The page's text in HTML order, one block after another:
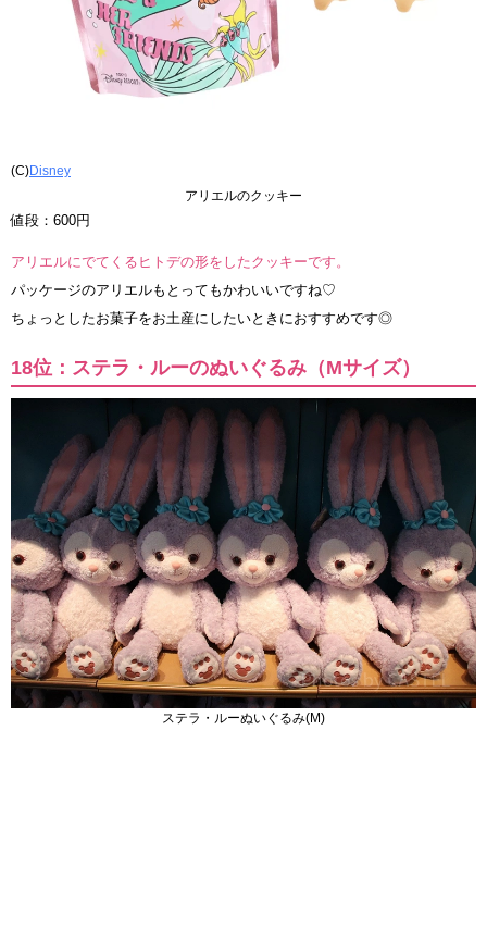
(C)Disney
アリエルのクッキー
値段：600円
アリエルにでてくるヒトデの形をしたクッキーです。
パッケージのアリエルもとってもかわいいですね♡
ちょっとしたお菓子をお土産にしたいときにおすすめです◎
18位：ステラ・ルーのぬいぐるみ（Mサイズ）
ステラ・ルーぬいぐるみ(M)